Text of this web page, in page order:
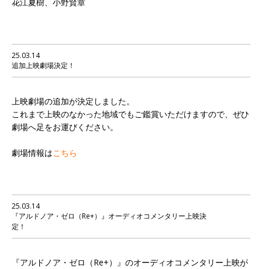
25.03.14
追加上映劇場決定！
上映劇場の追加が決定しました。
これまで上映のなかった地域でもご鑑賞いただけますので、ぜひ
劇場へ足をお運びください。
劇場情報はこちら
25.03.14
『アルドノア・ゼロ（Re+）』オーディオコメンタリー上映決
定！
『アルドノア・ゼロ（Re+）』のオーディオコメンタリー上映が